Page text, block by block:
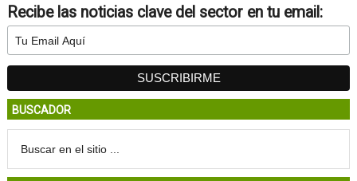
Recibe las noticias clave del sector en tu email:
BUSCADOR